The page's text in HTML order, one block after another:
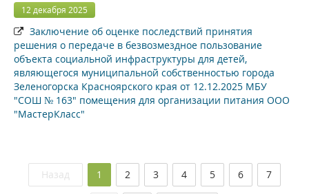
12 декабря 2025
Заключение об оценке последствий принятия
решения о передаче в безвозмездное пользование
объекта социальной инфраструктуры для детей,
являющегося муниципальной собственностью города
Зеленогорска Красноярского края от 12.12.2025 МБУ
"СОШ № 163" помещения для организации питания ООО
"МастерКласс"
Назад 1 (текущая)
2 3 4 5 6 7